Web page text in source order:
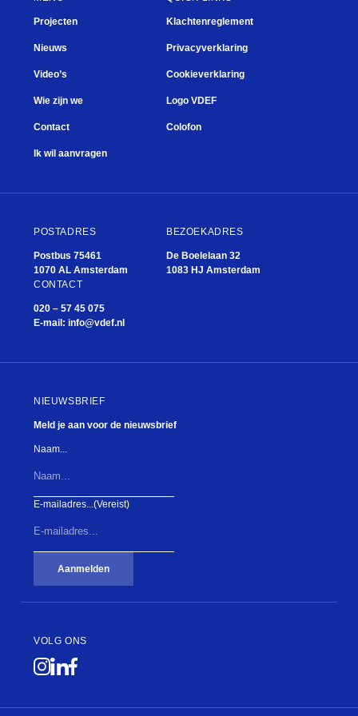
Projecten
Nieuws
Video’s
Wie zijn we
Contact
Ik wil aanvragen
Klachtenreglement
Privacyverklaring
Cookieverklaring
Logo VDEF
Colofon
POSTADRES
Postbus 75461
1070 AL Amsterdam
BEZOEKADRES
De Boelelaan 32
1083 HJ Amsterdam
CONTACT
020 – 57 45 075
E-mail: info@vdef.nl
NIEUWSBRIEF
Meld je aan voor de nieuwsbrief
Naam...
E-mailadres...(Vereist)
Aanmelden
VOLG ONS